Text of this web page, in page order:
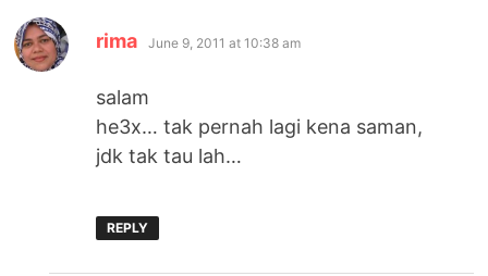
rima says:
June 9, 2011 at 10:38 am
salam
he3x… tak pernah lagi kena saman,
jdk tak tau lah…
REPLY